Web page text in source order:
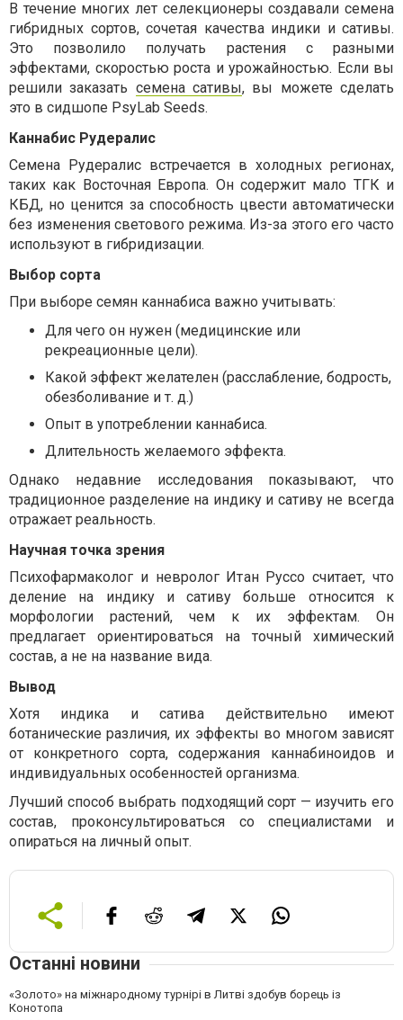
В течение многих лет селекционеры создавали семена
гибридных сортов, сочетая качества индики и сативы.
Это позволило получать растения с разными
эффектами, скоростью роста и урожайностью. Если вы
решили заказать семена сативы, вы можете сделать
это в сидшопе PsyLab Seeds.
Каннабис Рудералис
Семена Рудералис встречается в холодных регионах,
таких как Восточная Европа. Он содержит мало ТГК и
КБД, но ценится за способность цвести автоматически
без изменения светового режима. Из-за этого его часто
используют в гибридизации.
Выбор сорта
При выборе семян каннабиса важно учитывать:
Для чего он нужен (медицинские или
рекреационные цели).
Какой эффект желателен (расслабление, бодрость,
обезболивание и т. д.)
Опыт в употреблении каннабиса.
Длительность желаемого эффекта.
Однако недавние исследования показывают, что
традиционное разделение на индику и сативу не всегда
отражает реальность.
Научная точка зрения
Психофармаколог и невролог Итан Руссо считает, что
деление на индику и сативу больше относится к
морфологии растений, чем к их эффектам. Он
предлагает ориентироваться на точный химический
состав, а не на название вида.
Вывод
Хотя индика и сатива действительно имеют
ботанические различия, их эффекты во многом зависят
от конкретного сорта, содержания каннабиноидов и
индивидуальных особенностей организма.
Лучший способ выбрать подходящий сорт — изучить его
состав, проконсультироваться со специалистами и
опираться на личный опыт.
Останні новини
«Золото» на міжнародному турнірі в Литві здобув борець із
Конотопа